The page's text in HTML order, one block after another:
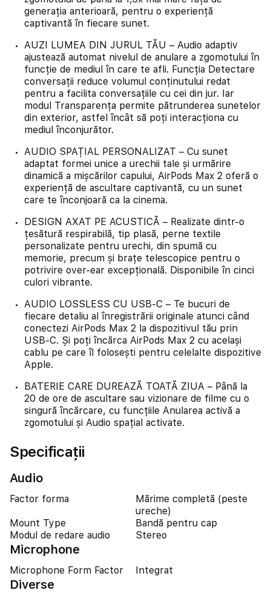
generația anterioară, pentru o experiență
captivantă în fiecare sunet.
AUZI LUMEA DIN JURUL TĂU – Audio adaptiv
ajustează automat nivelul de anulare a zgomotului în
funcție de mediul în care te afli. Funcția Detectare
conversații reduce volumul conținutului redat
pentru a facilita conversațiile cu cei din jur. Iar
modul Transparența permite pătrunderea sunetelor
din exterior, astfel încât să poți interacționa cu
mediul înconjurător.
AUDIO SPAȚIAL PERSONALIZAT – Cu sunet
adaptat formei unice a urechii tale și urmărire
dinamică a mișcărilor capului, AirPods Max 2 oferă o
experiență de ascultare captivantă, cu un sunet
care te înconjoară ca la cinema.
DESIGN AXAT PE ACUSTICĂ – Realizate dintr-o
țesătură respirabilă, tip plasă, perne textile
personalizate pentru urechi, din spumă cu
memorie, precum și brațe telescopice pentru o
potrivire over-ear excepțională. Disponibile în cinci
culori vibrante.
AUDIO LOSSLESS CU USB-C – Te bucuri de
fiecare detaliu al înregistrării originale atunci când
conectezi AirPods Max 2 la dispozitivul tău prin
USB-C. Și poți încărca AirPods Max 2 cu același
cablu pe care îl folosești pentru celelalte dispozitive
Apple.
BATERIE CARE DUREAZĂ TOATĂ ZIUA – Până la
20 de ore de ascultare sau vizionare de filme cu o
singură încărcare, cu funcțiile Anularea activă a
zgomotului și Audio spațial activate.
Specificații
Audio
Factor forma
Mărime completă (peste
ureche)
Mount Type
Bandă pentru cap
Modul de redare audio
Stereo
Microphone
Microphone Form Factor Integrat
Diverse